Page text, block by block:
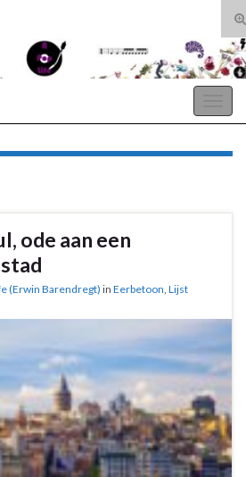
ode aan een
(Erwin Barendregt) in Eerbetoon, Lijst